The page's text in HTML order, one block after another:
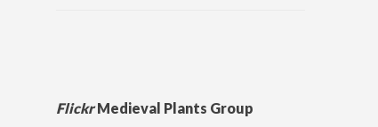
FlickrMedieval Plants Group